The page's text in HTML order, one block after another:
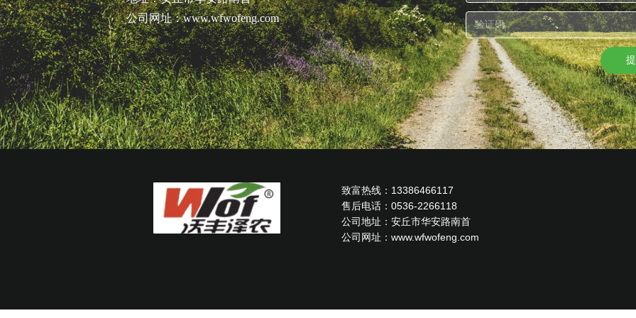
公司网址：www.wfwofeng.com
致富热线：13386466117
售后电话：0536-2266118
公司地址：安丘市华安路南首
公司网址：www.wfwofeng.com